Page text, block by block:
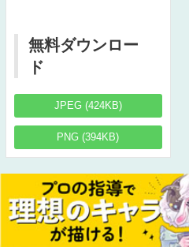
無料ダウンロー
ド
JPEG (424KB)
PNG (394KB)